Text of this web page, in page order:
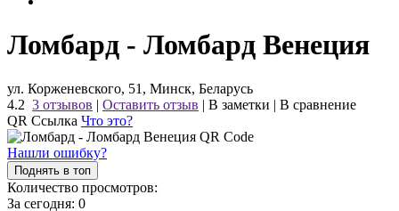
Ломбард - Ломбард Венеция
ул. Корженевского, 51, Минск, Беларусь
4.2 3 отзывов | Оставить отзыв | В заметки | В сравнение
QR Ссылка Что это?
Нашли ошибку?
Поднять в топ
Количество просмотров:
За сегодня: 0